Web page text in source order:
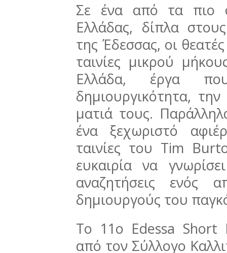
Σε ένα από τα πιο
Ελλάδας, δίπλα
της Έδεσσας, οι
ταινίες μικρού
Ελλάδα, έργα
δημιουργικότητα,
ματιά τους.
ένα ξεχωριστό
ταινίες του Tim
ευκαιρία να
αναζητήσεις ενός
δημιουργούς του
Το 11ο Edessa Short
από τον Σύλλογο